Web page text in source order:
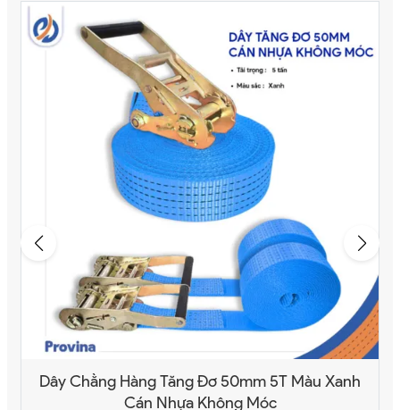
Dây Chằng Hàng Tăng Đơ 50mm 5T Màu Xanh
Cán Nhựa Không Móc